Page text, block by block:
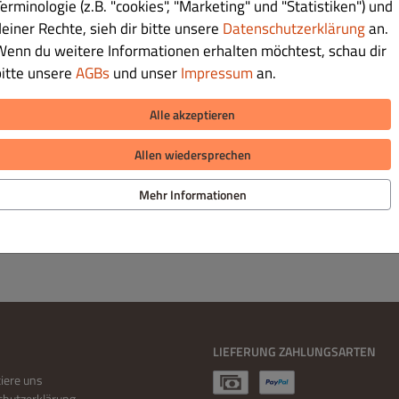
uns
LIEFERUNG ZAHLUNGSARTEN
(z.B. "cookies", "Marketing" und "Statistiken") und
Rechte, sieh dir bitte unsere Datenschutzerklärungan.
du weitere Informationen erhalten möchtest, schau dir
unsereAGBsund unserImpressuman.
Alle akzeptieren
Allen wiedersprechen
Mehr Informationen